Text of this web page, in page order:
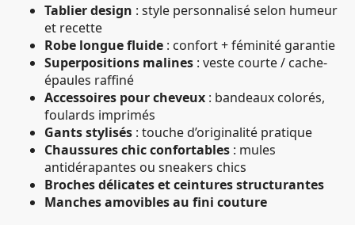
Tablier design : style personnalisé selon humeur
et recette
Robe longue fluide : confort + féminité garantie
Superpositions malines : veste courte / cache-
épaules raffiné
Accessoires pour cheveux : bandeaux colorés,
foulards imprimés
Gants stylisés : touche d’originalité pratique
Chaussures chic confortables : mules
antidérapantes ou sneakers chics
Broches délicates et ceintures structurantes
Manches amovibles au fini couture